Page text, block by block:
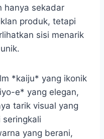
hanya sekadar
produk, tetapi
sisi menarik
*kaiju* yang ikonik
e* yang elegan,
tarik visual yang
seringkali
yang berani,